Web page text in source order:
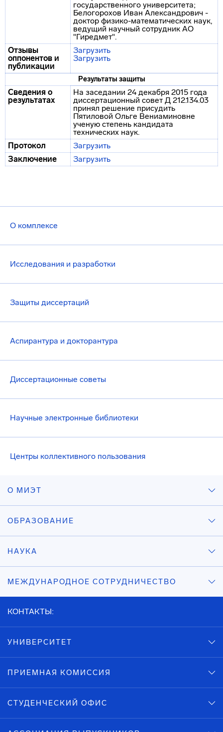
О комплексе
Исследования и разработки
Защиты диссертаций
Аспирантура и докторантура
Диссертационные советы
Научные электронные библиотеки
Центры коллективного пользования
государственного университета;
Белогорохов Иван Александрович -
доктор физико-математических наук,
ведущий научный сотрудник АО
"Гиредмет".
Отзывы
оппонентов и
публикации
Загрузить
Загрузить
Результаты защиты
Сведения о
результатах
На заседании 24 декабря 2015 года
диссертационный совет Д 212.134.03
принял решение присудить
Пятиловой Ольге Вениаминовне
ученую степень кандидата
технических наук.
Протокол
Загрузить
Заключение
Загрузить
О МИЭТ
ОБРАЗОВАНИЕ
НАУКА
МЕЖДУНАРОДНОЕ СОТРУДНИЧЕСТВО
КОНТАКТЫ:
УНИВЕРСИТЕТ
ПРИЕМНАЯ КОМИССИЯ
СТУДЕНЧЕСКИЙ ОФИС